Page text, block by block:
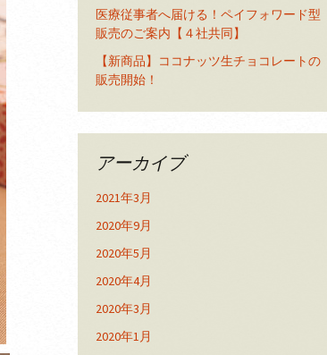
医療従事者へ届ける！ペイフォワード型
販売のご案内【４社共同】
【新商品】ココナッツ生チョコレートの
販売開始！
アーカイブ
2021年3月
2020年9月
2020年5月
2020年4月
2020年3月
2020年1月